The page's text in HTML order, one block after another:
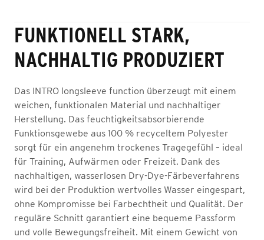
FUNKTIONELL STARK,
NACHHALTIG PRODUZIERT
Das INTRO longsleeve function überzeugt mit einem
weichen, funktionalen Material und nachhaltiger
Herstellung. Das feuchtigkeitsabsorbierende
Funktionsgewebe aus 100 % recyceltem Polyester
sorgt für ein angenehm trockenes Tragegefühl – ideal
für Training, Aufwärmen oder Freizeit. Dank des
nachhaltigen, wasserlosen Dry-Dye-Färbeverfahrens
wird bei der Produktion wertvolles Wasser eingespart,
ohne Kompromisse bei Farbechtheit und Qualität. Der
reguläre Schnitt garantiert eine bequeme Passform
und volle Bewegungsfreiheit. Mit einem Gewicht von